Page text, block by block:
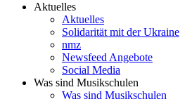
Aktuelles
Aktuelles
Solidarität mit der Ukraine
nmz
Newsfeed Angebote
Social Media
Was sind Musikschulen
Was sind Musikschulen